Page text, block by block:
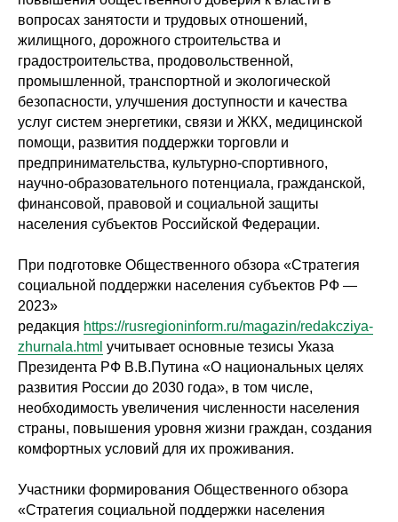
вопросах занятости и трудовых отношений,
жилищного, дорожного строительства и
градостроительства, продовольственной,
промышленной, транспортной и экологической
безопасности, улучшения доступности и качества
услуг систем энергетики, связи и ЖКХ, медицинской
помощи, развития поддержки торговли и
предпринимательства, культурно-спортивного,
научно-образовательного потенциала, гражданской,
финансовой, правовой и социальной защиты
населения субъектов Российской Федерации.
При подготовке Общественного обзора «Стратегия
социальной поддержки населения субъектов РФ —
2023»
редакция https://rusregioninform.ru/magazin/redakcziya-
zhurnala.html учитывает основные тезисы Указа
Президента РФ В.В.Путина «О национальных целях
развития России до 2030 года», в том числе,
необходимость увеличения численности населения
страны, повышения уровня жизни граждан, создания
комфортных условий для их проживания.
Участники формирования Общественного обзора
«Стратегия социальной поддержки населения